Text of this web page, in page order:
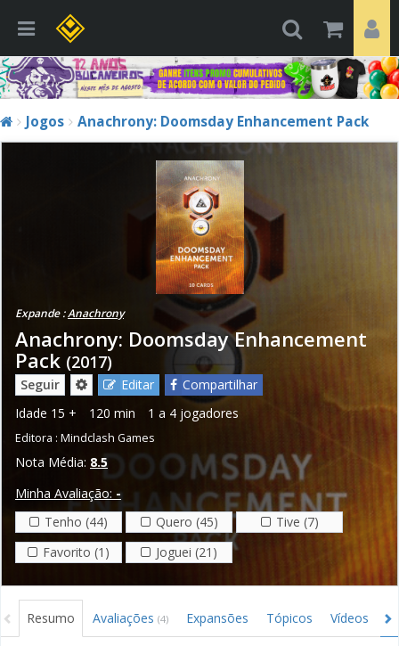
Jogos Anachrony: Doomsday Enhancement Pack
Expande :Anachrony
Anachrony: Doomsday Enhancement
Pack (2017)
Seguir Editar
Compartilhar
Idade 15 + 120 min 1 a 4 jogadores
Editora : Mindclash Games
Nota Média: 8.5
Minha Avaliação: -
Tenho (44)
Quero (45)
Tive (7)
Favorito (1)
Joguei (21)
Resumo Avaliações (4) Expansões Tópicos Vídeos